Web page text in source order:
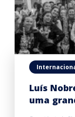
Luís
uma